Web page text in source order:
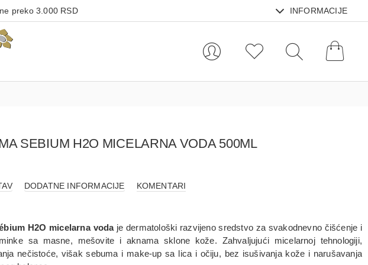
preko 3.000 RSD INFORMACIJE
SEBIUM H2O MICELARNA VODA 500ML
DODATNE INFORMACIJE KOMENTARI
H2O micelarna vodaje dermatološki razvijeno sredstvo za svakodnevno čišćenje i
sa masne, mešovite i aknama sklone kože. Zahvaljujući micelarnoj tehnologiji,
nečistoće, višak sebuma i make-up sa lica i očiju, bez isušivanja kože i narušavanja